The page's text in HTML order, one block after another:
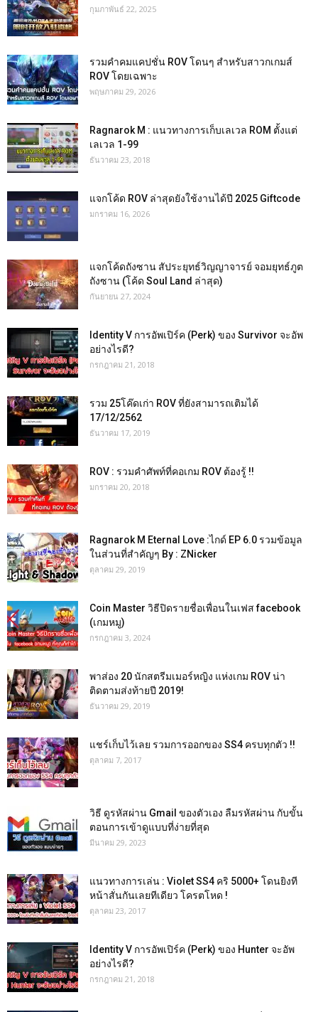
กุมภาพันธ์ 22, 2025
รวมคำคมแคปชั่น ROV โดนๆ สำหรับสาวกเกมส์
ROV โดยเฉพาะ
พฤษภาคม 29, 2026
Ragnarok M : แนวทางการเก็บเลเวล ROM ตั้งแต่
เลเวล 1-99
ธันวาคม 23, 2018
แจกโค้ด ROV ล่าสุดยังใช้งานได้ปี 2025 Giftcode
มกราคม 16, 2026
แจกโค้ดถังซาน สัประยุทธ์วิญญาจารย์ จอมยุทธ์ภูต
ถังซาน (โค้ด Soul Land ล่าสุด)
กันยายน 27, 2024
Identity V การอัพเปิร์ค (Perk) ของ Survivor จะอัพ
อย่างไรดี?
กรกฎาคม 21, 2018
รวม 25โค๊ดเก่า ROV ที่ยังสามารถเติมได้
17/12/2562
ธันวาคม 17, 2019
ROV : รวมคำศัพท์ที่คอเกม ROV ต้องรู้ !!
มกราคม 20, 2018
Ragnarok M Eternal Love :ไกด์ EP 6.0 รวมข้อมูล
ในส่วนที่สำคัญๆ By : ZNicker
ตุลาคม 29, 2019
Coin Master วิธีปิดรายชื่อเพื่อนในเฟส facebook
(เกมหมู)
กรกฎาคม 3, 2024
พาส่อง 20 นักสตรีมเมอร์หญิง แห่งเกม ROV น่า
ติดตามส่งท้ายปี 2019!
ธันวาคม 29, 2019
แชร์เก็บไว้เลย รวมการออกของ SS4 ครบทุกตัว !!
ตุลาคม 7, 2017
วิธี ดูรหัสผ่าน Gmail ของตัวเอง ลืมรหัสผ่าน กับขั้น
ตอนการเข้าดูแบบที่ง่ายที่สุด
มีนาคม 29, 2023
แนวทางการเล่น : Violet SS4 คริ 5000+ โดนยิงที
หน้าสั่นกันเลยทีเดียว โครตโหด !
ตุลาคม 23, 2017
Identity V การอัพเปิร์ค (Perk) ของ Hunter จะอัพ
อย่างไรดี?
กรกฎาคม 21, 2018